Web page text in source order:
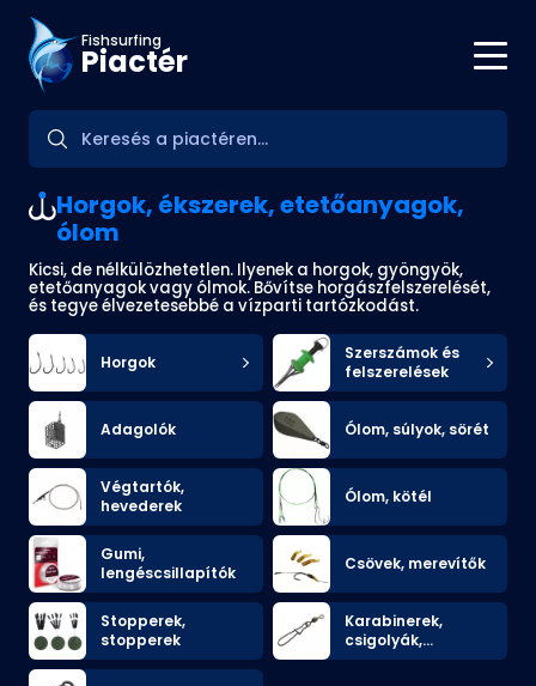
Fishsurfing
Piactér
Horgok, ékszerek, etetőanyagok,
ólom
Kicsi, de nélkülözhetetlen. Ilyenek a horgok, gyöngyök,
etetőanyagok vagy ólmok. Bővítse horgászfelszerelését,
és tegye élvezetesebbé a vízparti tartózkodást.
Horgok
Szerszámok és
felszerelések
Adagolók Ólom, súlyok, sörét
Végtartók,
hevederek
Ólom, kötél
Gumi,
lengéscsillapítók
Csövek, merevítők
Stopperek,
stopperek
Karabinerek,
csigolyák,
összekötő